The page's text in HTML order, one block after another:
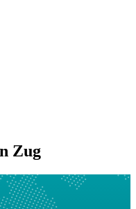
Zug